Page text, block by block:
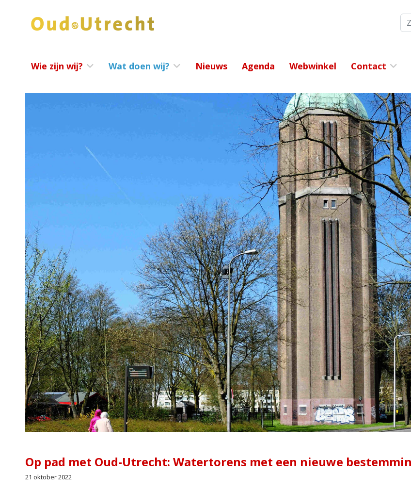
Wie zijn wij? Wat doen wij? Nieuws Agenda Webwinkel Contact
Op pad met Oud-Utrecht: Watertorens met een nieuwe
21 oktober 2022